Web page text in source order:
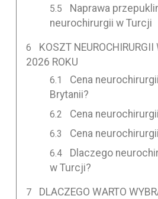
Naprawa
neurochirurgii w Turcji
KOSZT
2026 ROKU
Cena
Brytanii?
Cena
Cena
Dlaczego
w Turcji?
DLACZEGO WARTO